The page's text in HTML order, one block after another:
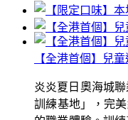
【全港首個】兒
炎炎夏日奧海城
訓練基地」，完